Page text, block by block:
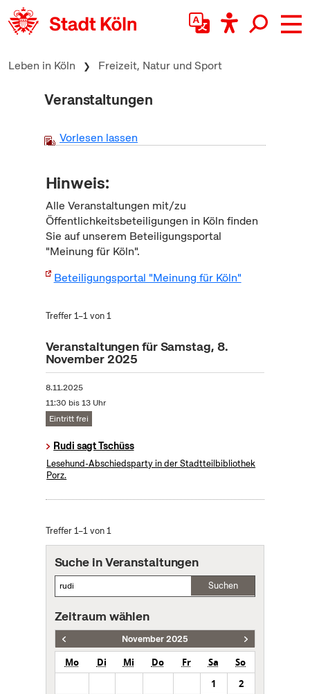
zum Inhalt springen
Leben in Köln Freizeit, Natur und Sport
Veranstaltungen
Vorlesen lassen
Hinweis:
Alle Veranstaltungen mit/zu
Öffentlichkeitsbeteiligungen in Köln finden
Sie auf unserem Beteiligungsportal
"Meinung für Köln".
Beteiligungsportal "Meinung für Köln"
Treffer 1–1 von 1
Veranstaltungen für Samstag, 8.
November 2025
8.11.2025
11:30 bis 13 Uhr
Eintritt frei
Rudi sagt Tschüss
Lesehund-Abschiedsparty in der Stadtteilbibliothek
Porz.
Treffer 1–1 von 1
Suche in Veranstaltungen
Suchen
Zeitraum wählen
November 2025
Mo Di Mi Do Fr Sa
So
1
2